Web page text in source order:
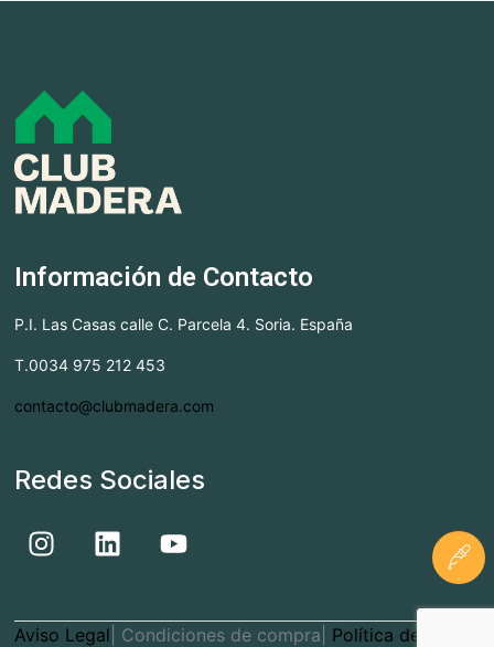
Información de Contacto
P.I. Las Casas calle C. Parcela 4. Soria. España
T.0034 975 212 453
contacto@clubmadera.com
Redes Sociales
Aviso Legal | Condiciones de compra| Política de